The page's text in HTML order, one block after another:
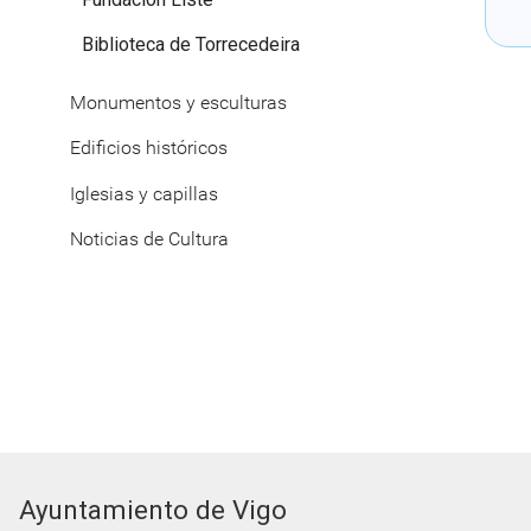
Biblioteca de Torrecedeira
Monumentos y esculturas
Edificios históricos
Iglesias y capillas
Noticias de Cultura
Ayuntamiento de Vigo